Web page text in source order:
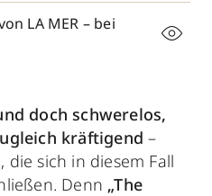
LA MER – bei
doch schwerelos,
kräftigend –
die sich in diesem Fall
Denn „The